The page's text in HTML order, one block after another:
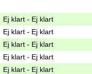
Ej klart - Ej klart
Ej klart - Ej klart
Ej klart - Ej klart
Ej klart - Ej klart
Ej klart - Ej klart